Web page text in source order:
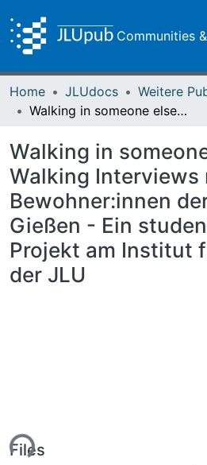
Communities
Home JLUdocs
Weitere
Walking in someone else's shoes. Walking Interviews mit Bewohner:innen der Stadt Gießen - Ein studentisches Projekt am Institut für Soziologie der JLU
Walking in
Walking Interviews
Bewohner:innen
Gießen - Ein
Projekt am Institut
der JLU
Files